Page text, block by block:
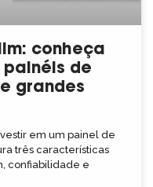
conheça
de
grandes
em um painel de
três características
confiabilidade e